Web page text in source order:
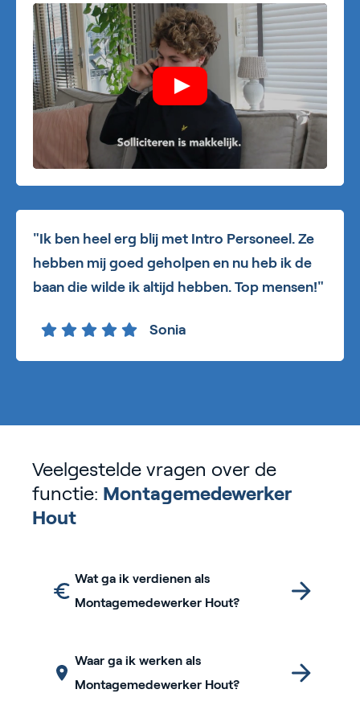
"Ik ben heel erg blij met Intro Personeel. Ze
hebben mij goed geholpen en nu heb ik de
baan die wilde ik altijd hebben. Top mensen!"
Sonia
Veelgestelde vragen over de
functie: Montagemedewerker
Hout
Wat ga ik verdienen als
Montagemedewerker Hout?
Waar ga ik werken als
Montagemedewerker Hout?